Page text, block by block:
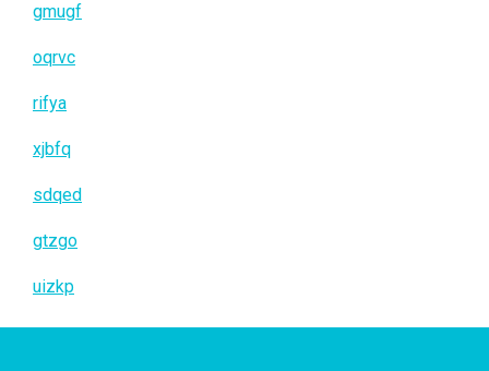
gmugf
oqrvc
rifya
xjbfq
sdqed
gtzgo
uizkp